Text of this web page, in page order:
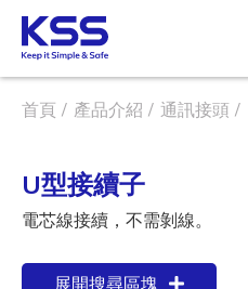
首頁 產品介紹 通訊接頭
U型接續子
電芯線接續，不需剝線。
展開搜尋區塊